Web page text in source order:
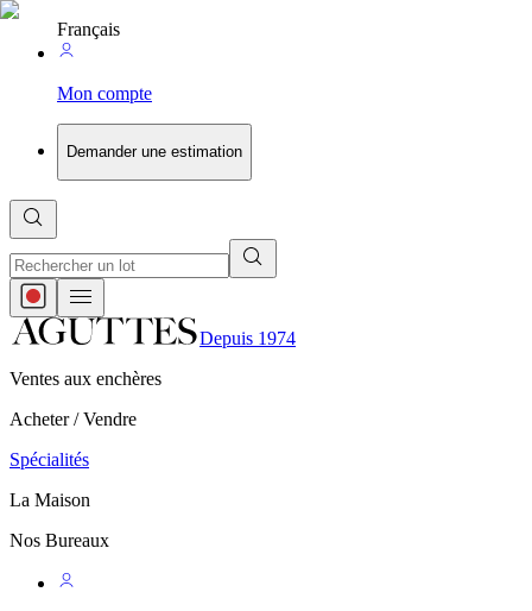
Français
Mon compte
Demander une estimation
Depuis 1974
Ventes aux enchères
Acheter / Vendre
Spécialités
La Maison
Nos Bureaux